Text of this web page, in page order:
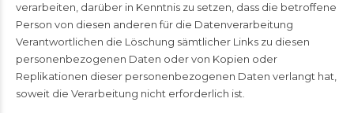
verarbeiten, darüber in Kenntnis zu setzen, dass die betroffene
Person von diesen anderen für die Datenverarbeitung
Verantwortlichen die Löschung sämtlicher Links zu diesen
personenbezogenen Daten oder von Kopien oder
Replikationen dieser personenbezogenen Daten verlangt hat,
soweit die Verarbeitung nicht erforderlich ist.